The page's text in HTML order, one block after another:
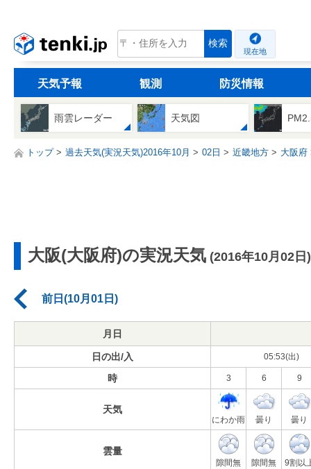
tenki.jp 検索
現在地
天気予報 観測 防災情報
雨雲レーダー 天気図
トップ 過去天気(実況天気)2016年10月 02日 近畿地方 大阪府
大阪(大阪府)の実況天気 (2016年10月02日)
前日(10月01日)
月日
日の出/入 05:53(出)
時 3 6 9
天気
にわか雨 曇り 曇り
雲量
隙間無 隙間無 9割以